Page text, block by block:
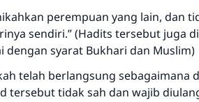
perempuan yang lain, dan
sendiri.” (Hadits tersebut juga
dengan syarat Bukhari dan Muslim)
telah berlangsung sebagaimana
tersebut tidak sah dan wajib